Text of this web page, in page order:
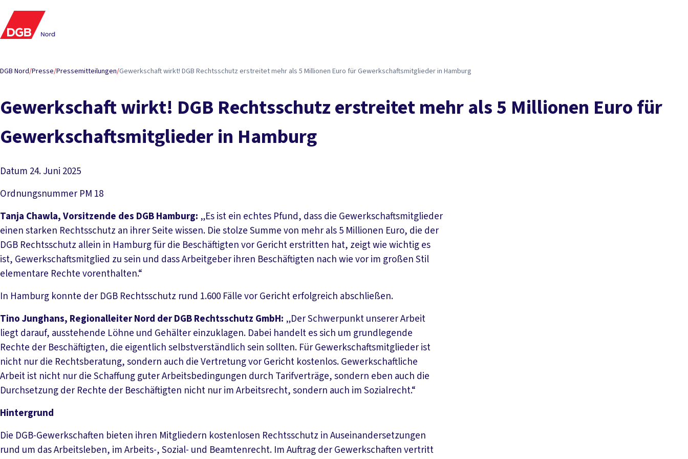
DGB Nord/Presse/Pressemitteilungen/Gewerkschaft wirkt! DGB Rechtsschutz erstreitet mehr als 5 Millionen Euro für Gewerkschaftsmitglieder in Hamburg
Gewerkschaft wirkt! DGB Rechtsschutz erstreitet mehr als 5 Millionen Euro für
Gewerkschaftsmitglieder in Hamburg
Datum 24. Juni 2025
Ordnungsnummer PM 18
Tanja Chawla, Vorsitzende des DGB Hamburg: „Es ist ein echtes Pfund, dass die Gewerkschaftsmitglieder
einen starken Rechtsschutz an ihrer Seite wissen. Die stolze Summe von mehr als 5 Millionen Euro, die der
DGB Rechtsschutz allein in Hamburg für die Beschäftigten vor Gericht erstritten hat, zeigt wie wichtig es
ist, Gewerkschaftsmitglied zu sein und dass Arbeitgeber ihren Beschäftigten nach wie vor im großen Stil
elementare Rechte vorenthalten.“
In Hamburg konnte der DGB Rechtsschutz rund 1.600 Fälle vor Gericht erfolgreich abschließen.
Tino Junghans, Regionalleiter Nord der DGB Rechtsschutz GmbH: „Der Schwerpunkt unserer Arbeit
liegt darauf, ausstehende Löhne und Gehälter einzuklagen. Dabei handelt es sich um grundlegende
Rechte der Beschäftigten, die eigentlich selbstverständlich sein sollten. Für Gewerkschaftsmitglieder ist
nicht nur die Rechtsberatung, sondern auch die Vertretung vor Gericht kostenlos. Gewerkschaftliche
Arbeit ist nicht nur die Schaffung guter Arbeitsbedingungen durch Tarifverträge, sondern eben auch die
Durchsetzung der Rechte der Beschäftigten nicht nur im Arbeitsrecht, sondern auch im Sozialrecht.“
Hintergrund
Die DGB-Gewerkschaften bieten ihren Mitgliedern kostenlosen Rechtsschutz in Auseinandersetzungen
rund um das Arbeitsleben, im Arbeits-, Sozial- und Beamtenrecht. Im Auftrag der Gewerkschaften vertritt